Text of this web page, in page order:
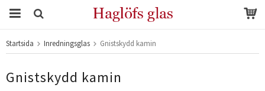
Produkten har blivit tillagd i varukorgen
Startsida Inredningsglas Gnistskydd kamin
Gnistskydd kamin